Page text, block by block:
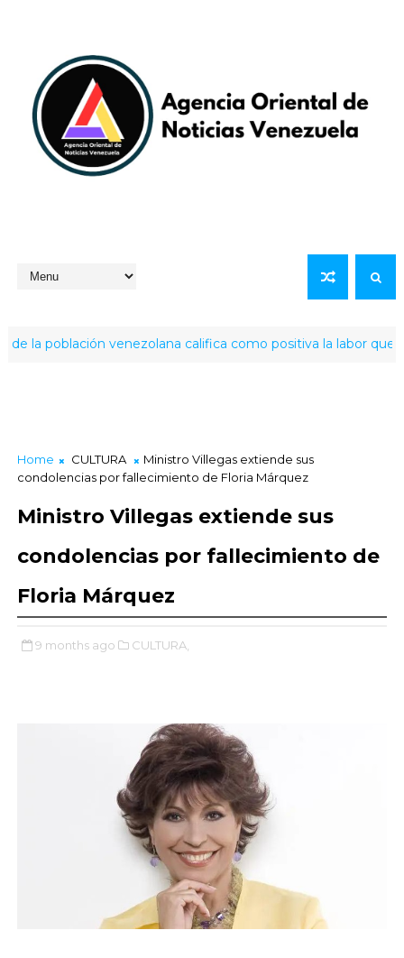
la población venezolana califica como positiva la labor que ha
Home CULTURA
Ministro Villegas extiende sus
condolencias por fallecimiento de Floria Márquez
Ministro Villegas extiende sus
condolencias por fallecimiento de
Floria Márquez
9 months ago CULTURA,